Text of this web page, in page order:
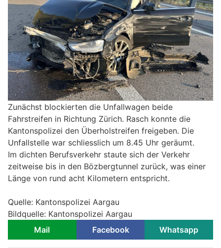
Zunächst blockierten die Unfallwagen beide
Fahrstreifen in Richtung Zürich. Rasch konnte die
Kantonspolizei den Überholstreifen freigeben. Die
Unfallstelle war schliesslich um 8.45 Uhr geräumt.
Im dichten Berufsverkehr staute sich der Verkehr
zeitweise bis in den Bözbergtunnel zurück, was einer
Länge von rund acht Kilometern entspricht.
Quelle: Kantonspolizei Aargau
Bildquelle: Kantonspolizei Aargau
Mail
Facebook Whatsapp